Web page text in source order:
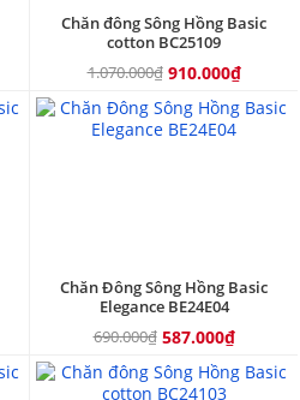
Chăn đông Sông Hồng Basic
cotton BC25109
1.070.000₫ 910.000₫
Chăn Đông Sông Hồng Basic
Elegance BE24E04
690.000₫ 587.000₫